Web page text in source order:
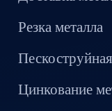
Резка металла
Цинкование